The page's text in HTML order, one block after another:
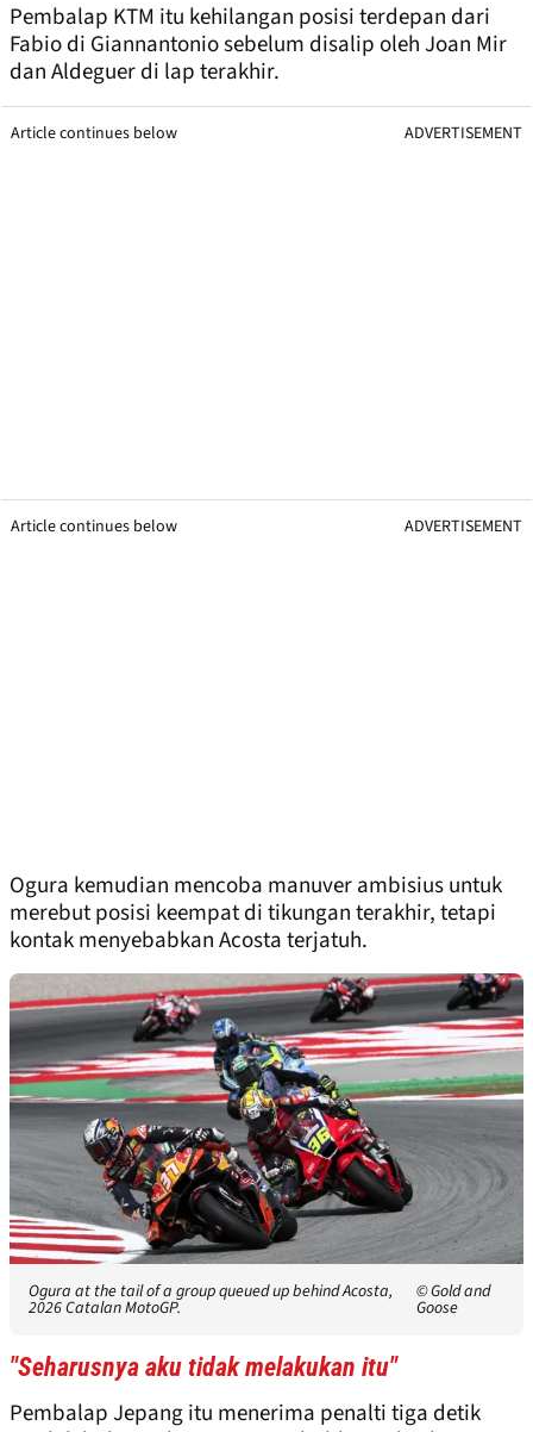
Pembalap KTM itu kehilangan posisi terdepan dari
Fabio di Giannantonio sebelum disalip oleh Joan Mir
dan Aldeguer di lap terakhir.
Article continues below ADVERTISEMENT
Article continues below ADVERTISEMENT
Ogura kemudian mencoba manuver ambisius untuk
merebut posisi keempat di tikungan terakhir, tetapi
kontak menyebabkan Acosta terjatuh.
Ogura at the tail of a group queued up behind Acosta,
2026 Catalan MotoGP.
© Gold and
Goose
"Seharusnya aku tidak melakukan itu"
Pembalap Jepang itu menerima penalti tiga detik